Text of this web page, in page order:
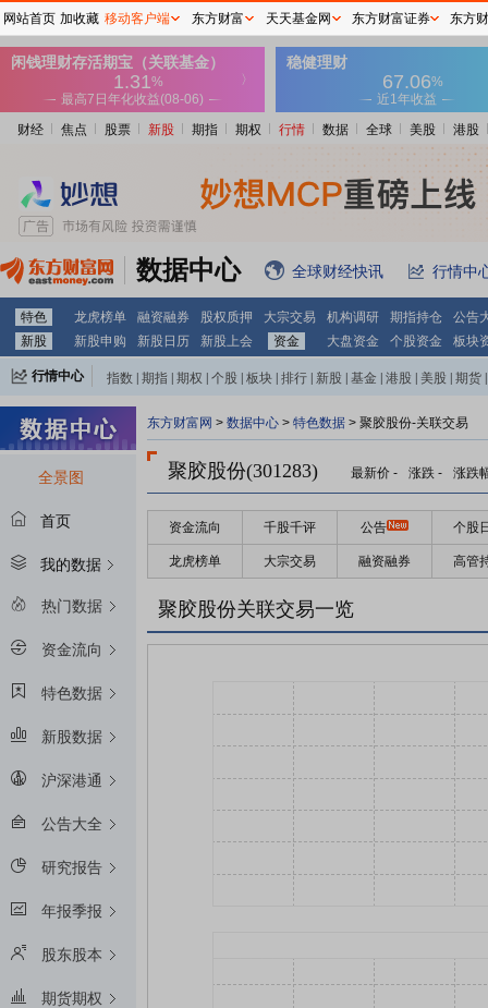
财经 焦点 股票 新股 期指 期权 行情 数据 全球 美股 港股
数据中心 全球财经快讯 行情中
特色 龙虎榜单 融资融券 股权质押 大宗交易 机构调研 期指持仓
公告
新股
新股申购 新股日历 新股上会 资金 大盘资金 个股资金 板块
行情中心 指数 期指 期权 个股 板块 排行 新股 基金 港股 美股 期货
全景图
首页
我的数据
热门数据
资金流向
特色数据
新股数据
沪深港通
公告大全
研究报告
年报季报
股东股本
期货期权
东方财富网 > 数据中心 > 特色数据 > 聚胶股份-关联交易
聚胶股份(301283) 最新价 - 涨跌 - 涨跌
资金流向 千股千评 公告 个股
龙虎榜单 大宗交易 融资融券 高管
聚胶股份关联交易一览
网站首页 加收藏 移动客户端 东方财富 天天基金网 东方财富证券 东方